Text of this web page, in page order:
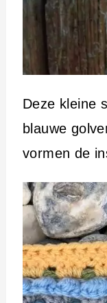
Deze kleine
blauwe
vormen de